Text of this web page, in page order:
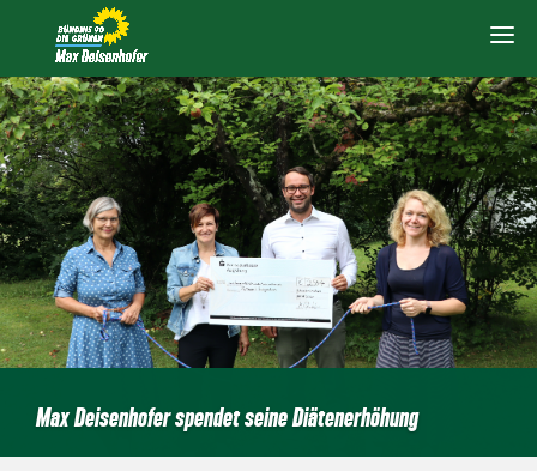
Max Deisenhofer spendet seine Diätenerhöhung